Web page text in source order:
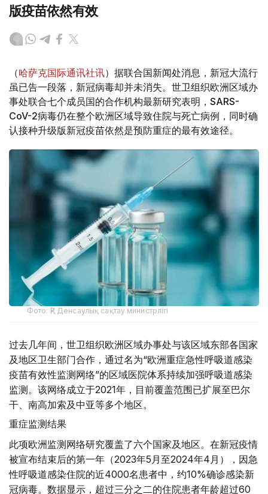
版疫苗依然有效
（哈萨克国际通讯社讯）据联合国新闻处消息，新冠大流行
虽已告一段落，新冠病毒却并未消失。世卫组织欧洲区域办
事处联合七个成员国的合作机构最新研究表明，SARS-
CoV-2病毒仍在整个欧洲区域导致住院与死亡病例，同时确
认接种升级版新冠疫苗依然是预防重症的最有效途径。
Фото: ҚР Денсаулық сақтау министрлігі
过去几年间，世卫组织欧洲区域办事处与该区域东部各国家
及地区卫生部门合作，通过名为“欧洲重症急性呼吸道感染
疫苗有效性监测网络”的区域医院体系持续加强呼吸道感染
监测。该网络成立于2021年，目前覆盖范围已扩展至巴尔
干、南高加索及中亚等多个地区。
重症监测结果
此项欧洲监测网络研究覆盖了六个国家及地区。在新冠疫情
被宣布结束后的第一年（2023年5月至2024年4月），因急
性呼吸道感染住院的近4000名患者中，约10%确诊感染新
冠病毒。数据显示，超过三分之二的住院患者年龄超过60